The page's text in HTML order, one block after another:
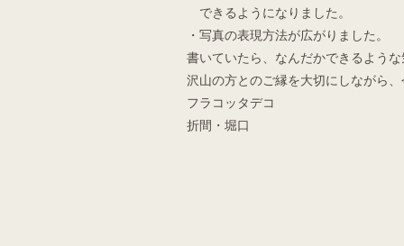
できるようになりました。
・写真の表現方法が広がりました。
書いていたら、なんだかできるような
沢山の方とのご縁を大切にしながら、
フラコッタデコ
折間・堀口